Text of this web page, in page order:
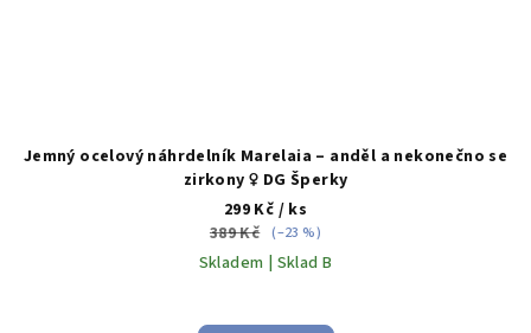
Jemný ocelový náhrdelník Marelaia – anděl a nekonečno se
zirkony ♀️ DG Šperky
299 Kč / ks
389 Kč (–23 %)
Skladem | Sklad B